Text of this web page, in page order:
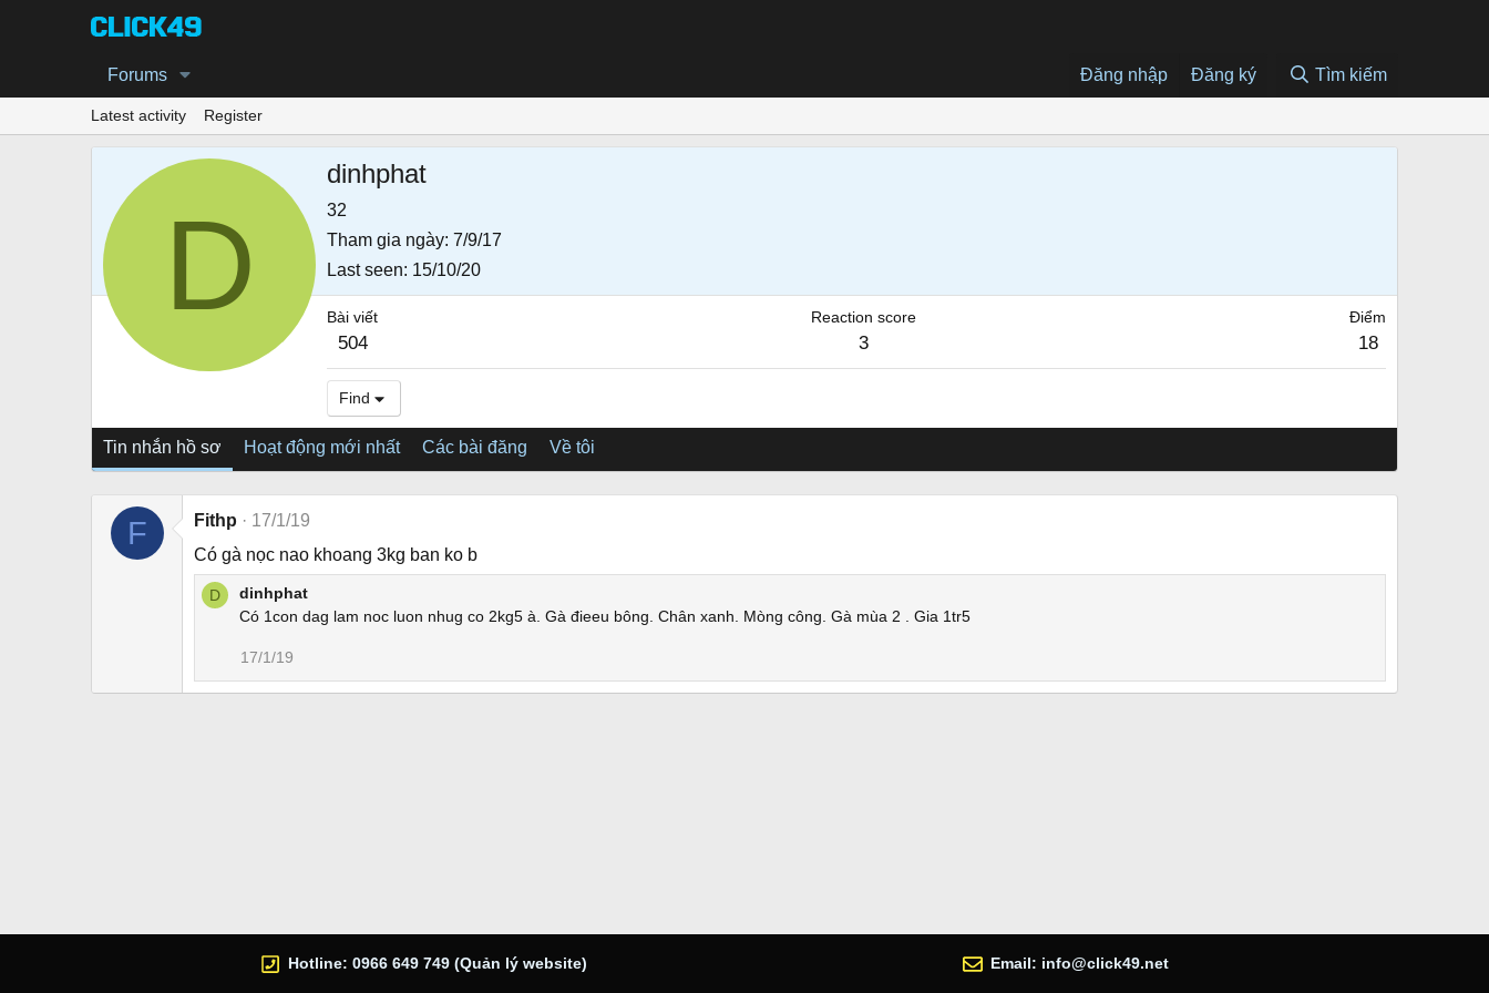
Forums Đăng nhập Đăng ký Tìm kiếm
Latest activity Register
D
dinhphat
32
Tham gia ngày 7/9/17
Last seen 15/10/20
Bài viết
504
Reaction score
3
Điểm
18
Find
Tin nhắn hồ sơ Hoạt động mới nhất Các bài đăng Về tôi
F Fithp
17/1/19
Có gà nọc nao khoang 3kg ban ko b
D
dinhphat
Có 1con dag lam noc luon nhug co 2kg5 à. Gà đieeu bông. Chân xanh. Mòng công. Gà mùa 2 . Gia 1tr5
17/1/19
Hotline: 0966 649 749 (Quản lý website) Email: info@click49.net